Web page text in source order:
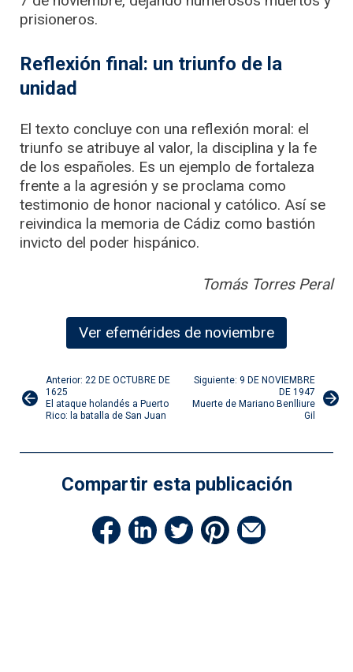
prisioneros.
Reflexión final: un triunfo de la
unidad
El texto concluye con una reflexión moral: el
triunfo se atribuye al valor, la disciplina y la fe
de los españoles. Es un ejemplo de fortaleza
frente a la agresión y se proclama como
testimonio de honor nacional y católico. Así se
reivindica la memoria de Cádiz como bastión
invicto del poder hispánico.
Tomás Torres Peral
Ver efemérides de noviembre
Navegación
de
entradas
Anterior: 22 DE OCTUBRE DE
1625
El ataque holandés a Puerto
Rico: la batalla de San Juan
Siguiente: 9 DE NOVIEMBRE
DE 1947
Muerte de Mariano Benlliure
Gil
Compartir esta publicación